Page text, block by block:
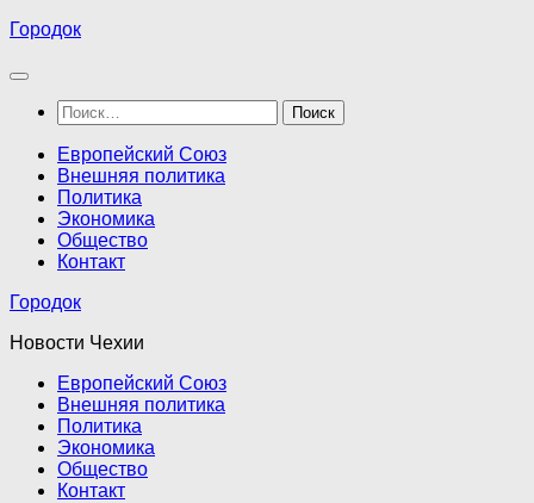
Перейти
содержимому
Городок
Найти:
Европейский Союз
Внешняя политика
Политика
Экономика
Общество
Контакт
Городок
Новости Чехии
Европейский Союз
Внешняя политика
Политика
Экономика
Общество
Контакт